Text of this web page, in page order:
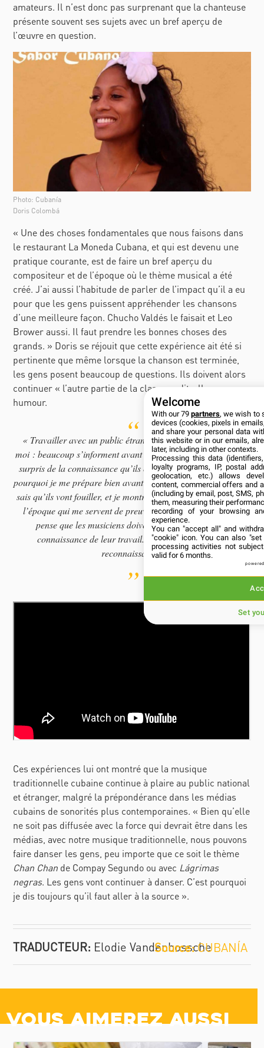
amateurs. Il n’est donc pas surprenant que la chanteuse
présente souvent ses sujets avec un bref aperçu de
l’œuvre en question.
Photo: Cubanía
Doris Colombá
« Une des choses fondamentales que nous faisons dans
le restaurant La Moneda Cubana, et qui est devenu une
pratique courante, est de faire un bref aperçu du
compositeur et de l’époque où le thème musical a été
créé. J’ai aussi l’habitude de parler de l’impact qu’il a eu
pour que les gens puissent appréhender les chansons
d’une meilleure façon. Chucho Valdés le faisait et Leo
Brower aussi. Il faut prendre les bonnes choses des
grands. » Doris se réjouit que cette expérience ait été si
pertinente que même lorsque la chanson est terminée,
les gens posent beaucoup de questions. Ils doivent alors
continuer « l’autre partie de la classe », dit-elle avec
humour.
« Travailler avec un public étranger est un grand défi pour
moi : beaucoup s’informent avant de venir à Cuba et vous êtes
surpris de la connaissance qu’ils ont de notre musique. C’est
pourquoi je me prépare bien avant chaque concert parce que je
sais qu’ils vont fouiller, et je montre même des publications de
l’époque qui me servent de preuve de ce que j’enseigne. Je
pense que les musiciens doivent avoir une meilleure
connaissance de leur travail. Le public est toujours
reconnaissant ».
Ces expériences lui ont montré que la musique
traditionnelle cubaine continue à plaire au public national
et étranger, malgré la prépondérance dans les médias
cubains de sonorités plus contemporaines. « Bien qu’elle
ne soit pas diffusée avec la force qui devrait être dans les
médias, avec notre musique traditionnelle, nous pouvons
faire danser les gens, peu importe que ce soit le thème
Chan Chan de Compay Segundo ou avec Lágrimas
negras. Les gens vont continuer à danser. C’est pourquoi
je dis toujours qu’il faut aller à la source ».
TRADUCTEUR: Elodie VandenbosscheCUBANÍA
Vous aimerez aussi
Welcome
With our 79partners, we wish to
devices (cookies, pixels in
and share your personal data
this website or in our emails,
later, including in other contexts.
Processing this data
loyalty programs, IP, postal
geolocation, etc.) allows
content, commercial offers and
(including by email, post, SMS,
them, measuring their
recording of your browsing
experience.
You can "accept all" and
"cookie" icon. You can also
processing activities not
valid for 6 months.
Set